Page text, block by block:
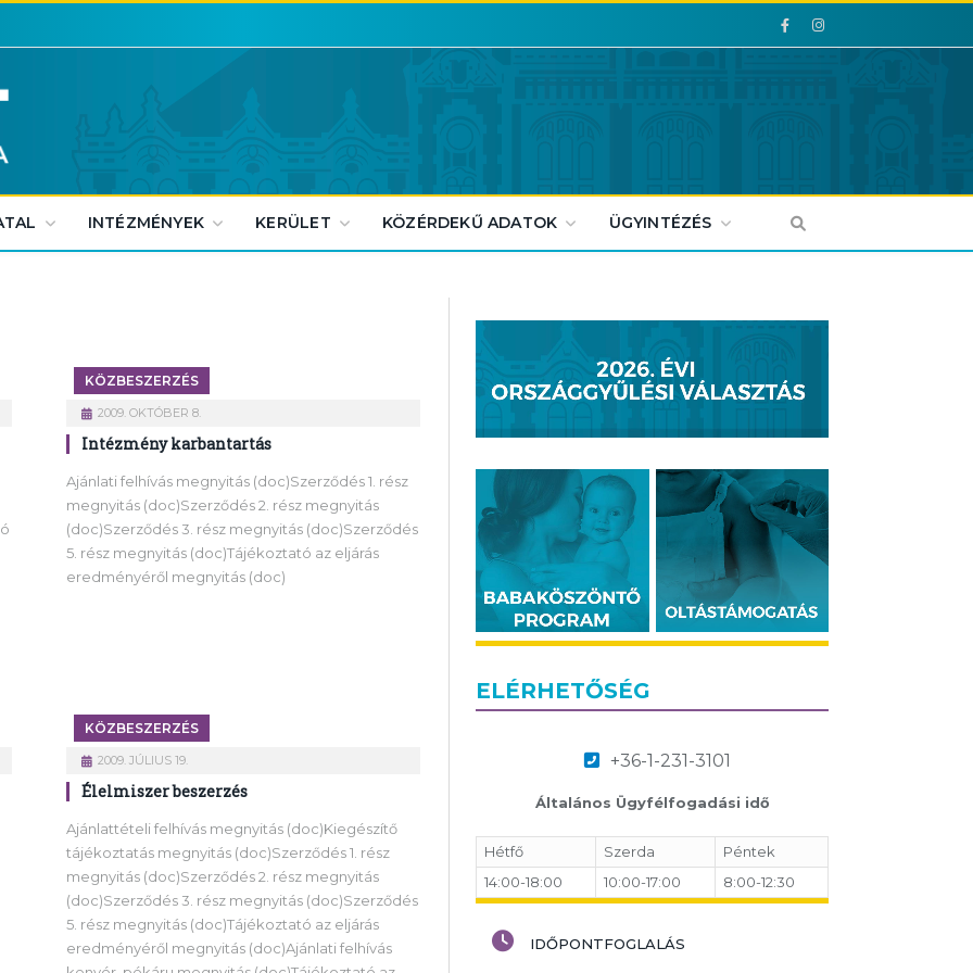
Facebook
Facebook
INTÉZMÉNYEK KERÜLET KÖZÉRDEKŰ ADATOK ÜGYINTÉZÉS
KÖZBESZERZÉS
2009. OKTÓBER 8.
Intézmény karbantartás
Ajánlati felhívás megnyitás (doc)Szerződés 1. rész
megnyitás (doc)Szerződés 2. rész megnyitás
(doc)Szerződés 3. rész megnyitás (doc)Szerződés
5. rész megnyitás (doc)Tájékoztató az eljárás
eredményéről megnyitás (doc)
KÖZBESZERZÉS
2009. JÚLIUS 19.
Élelmiszer beszerzés
Ajánlattételi felhívás megnyitás (doc)Kiegészítő
tájékoztatás megnyitás (doc)Szerződés 1. rész
megnyitás (doc)Szerződés 2. rész megnyitás
(doc)Szerződés 3. rész megnyitás (doc)Szerződés
5. rész megnyitás (doc)Tájékoztató az eljárás
eredményéről megnyitás (doc)Ajánlati felhívás
ELÉRHETŐSÉG
+36-1-231-3101
Általános Ügyfélfogadási idő
Hétfő Szerda
Péntek
14:00-18:00
10:00-17:00 8:00-12:30
IDŐPONTFOGLALÁS